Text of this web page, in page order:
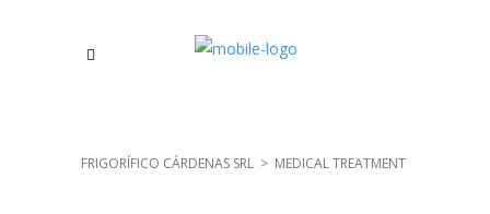
FRIGORÍFICO CÁRDENAS SRL > MEDICAL TREATMENT